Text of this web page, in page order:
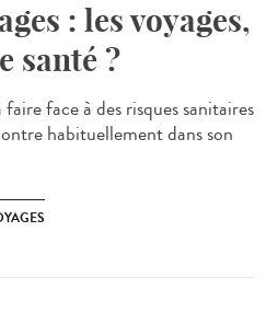
: les voyages,
santé ?
face à des risques sanitaires
habituellement dans son